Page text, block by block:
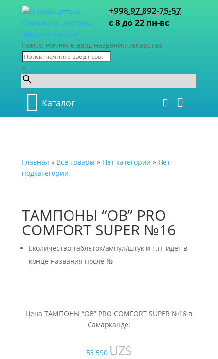
+998 97 892-75-57
с 8 до 22 пн-вс
Поиск: начните ввод названия лекарства
×
Каталог
Главная » Все товары » Нет категории » Нет
подкатегории
ТАМПОНЫ “ОВ” PRO
COMFORT SUPER №16
количество таблеток/ампул/штук и т.п. идет в
конце названия после №
Цена ТАМПОНЫ “ОВ” PRO COMFORT SUPER №16 в
Самарканде:
55 590 UZS